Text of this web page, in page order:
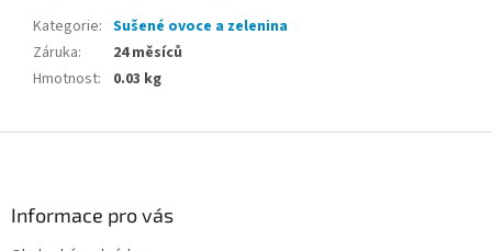
Kategorie: Sušené ovoce a zelenina
Záruka:
24 měsíců
Hmotnost: 0.03 kg
Informace pro vás